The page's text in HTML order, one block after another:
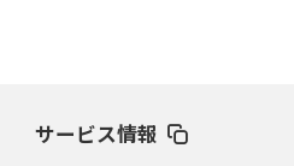
サービス情報